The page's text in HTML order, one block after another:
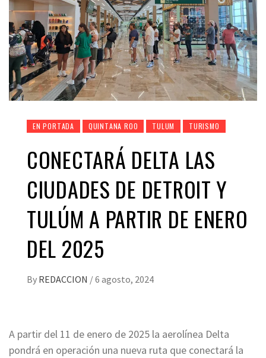
EN PORTADA QUINTANA ROO TULUM TURISMO
CONECTARÁ DELTA LAS
CIUDADES DE DETROIT Y
TULÚM A PARTIR DE ENERO
DEL 2025
By REDACCION /6 agosto, 2024
A partir del 11 de enero de 2025 la aerolínea Delta
pondrá en operación una nueva ruta que conectará la